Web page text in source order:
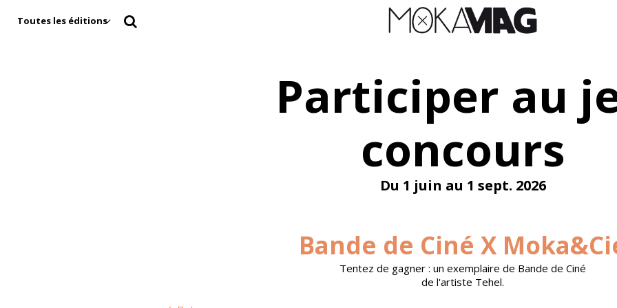
Toutes les éditions
Participer au
concours
Du 1 juin au 1 sept. 2026
Bande de Ciné X
Tentez de gagner : un exemplaire de Bande de Ciné
de l'artiste Tehel.